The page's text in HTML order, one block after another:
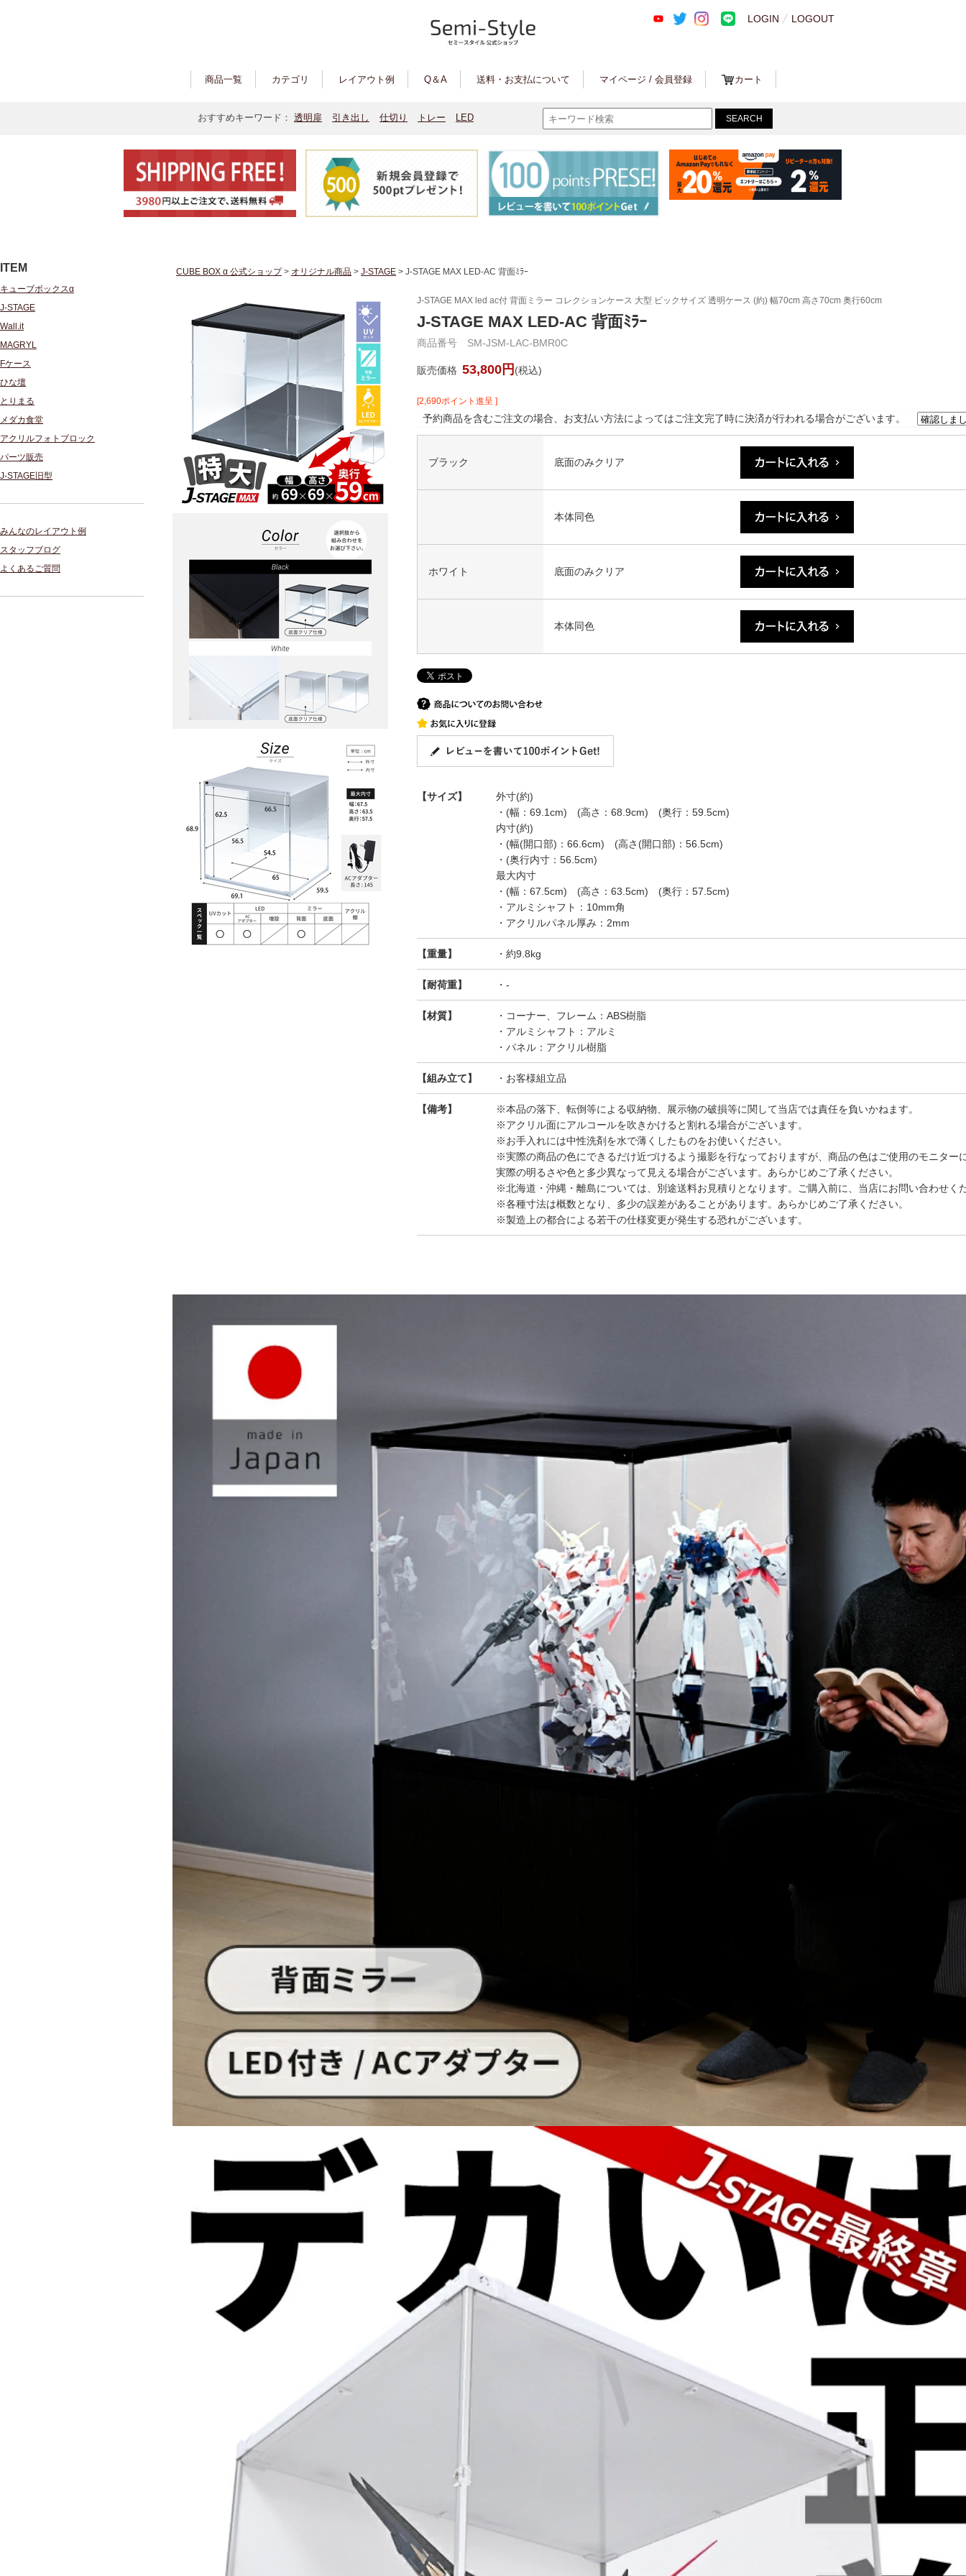
LOGIN LOGOUT
商品一覧 カテゴリ レイアウト例 Q＆A 送料・お支払について マイページ / 会員登録 カート
おすすめキーワード： 透明扉 引き出し 仕切り トレー LED
ITEM
キューブボックスα
J-STAGE
Wall.it
MAGRYL
Fケース
ひな壇
とりまる
メダカ食堂
アクリルフォトブロック
パーツ販売
J-STAGE旧型
みんなのレイアウト例
スタッフブログ
よくあるご質問
CUBE BOX α 公式ショップ> オリジナル商品 > J-STAGE > J-STAGE MAX LED-AC 背面ﾐﾗｰ
J-STAGE MAX led ac付 背面ミラー コレクションケース 大型 ビックサイズ 透明ケース (約) 幅70cm 高さ70cm 奥行60cm
J-STAGE MAX LED-AC 背面ﾐﾗｰ
商品番号 SM-JSM-LAC-BMR0C
販売価格 53,800円 (税込)
[2,690ポイント進呈 ]
予約商品を含むご注文の場合、お支払い方法によってはご注文完了時に決済が行われる場合がございます。
ブラック 底面のみクリア
本体同色
ホワイト 底面のみクリア
本体同色
【サイズ】
外寸(約)
・(幅：69.1cm) (高さ：68.9cm) (奥行：59.5cm)
内寸(約)
・(幅(開口部)：66.6cm) (高さ(開口部)：56.5cm)
・(奥行内寸：56.5cm)
最大内寸
・(幅：67.5cm) (高さ：63.5cm) (奥行：57.5cm)
・アルミシャフト：10mm角
・アクリルパネル厚み：2mm
【重量】 ・約9.8kg
【耐荷重】 ・-
【材質】
・コーナー、フレーム：ABS樹脂
・アルミシャフト：アルミ
・パネル：アクリル樹脂
【組み立て】 ・お客様組立品
【備考】
※本品の落下、転倒等による収納物、展示物の破損等に関して当店では責任を負いかねます。
※アクリル面にアルコールを吹きかけると割れる場合がございます。
※お手入れには中性洗剤を水で薄くしたものをお使いください。
※実際の商品の色にできるだけ近づけるよう撮影を行なっておりますが、商品の色はご使用のモニター
実際の明るさや色と多少異なって見える場合がございます。あらかじめご了承ください。
※北海道・沖縄・離島については、別途送料お見積りとなります。ご購入前に、当店にお問い合わせく
※各種寸法は概数となり、多少の誤差があることがあります。あらかじめご了承ください。
※製造上の都合による若干の仕様変更が発生する恐れがございます。